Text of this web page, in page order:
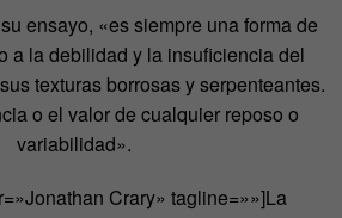
ensayo, «es siempre una forma de
a la debilidad y la insuficiencia del
texturas borrosas y serpenteantes.
o el valor de cualquier reposo o
variabilidad».
Crary» tagline=»»]La